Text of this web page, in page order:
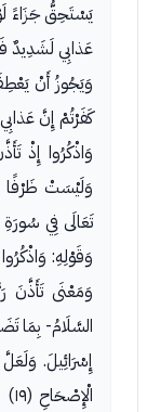
يَسْتَحِقُّ جَزَاءً
عَذابِي لَشَدِيدٌ
وَيَجُوزُ أَنْ
كَفَرْتُمْ إِنَّ
وَاذْكُرُوا إِذْ
وَلَيْسَتْ ظَرْفًا
وَقَوْلِهِ:
وَمَعْنَى تَأَذَّنَ
السَّلَامُ- بِمَا
الْإِصْحَاحِ (١٩) مِنْ